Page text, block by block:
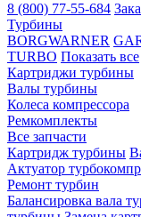
8 (800) 77-55-684
Турбины
BORGWARNER
TURBO Показать все
Картриджи турбины
Валы турбины
Колеса компрессора
Ремкомплекты
Все запчасти
Картридж турбины
Актуатор
Ремонт турбин
Балансировка вала